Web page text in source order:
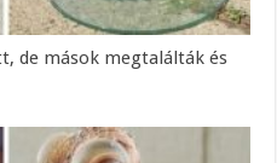
de mások megtalálták és